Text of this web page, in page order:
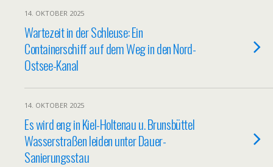
14. OKTOBER 2025
Wartezeit in der Schleuse: Ein
Containerschiff auf dem Weg in den Nord-
Ostsee-Kanal
14. OKTOBER 2025
Es wird eng in Kiel-Holtenau u. Brunsbüttel
Wasserstraßen leiden unter Dauer-
Sanierungsstau